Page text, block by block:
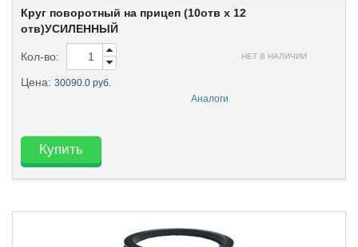
Круг поворотный на прицеп (10отв х 12
отв)УСИЛЕННЫЙ
Кол-во: НЕТ В НАЛИЧИИ
Цена: 30090.0 руб.
Аналоги
Купить